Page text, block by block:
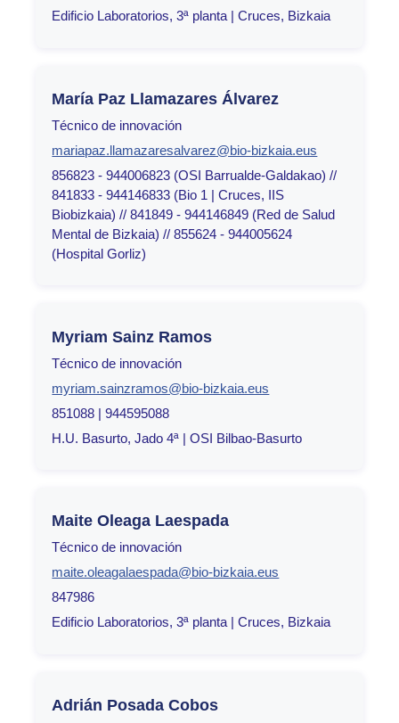
Edificio Laboratorios, 3ª planta | Cruces, Bizkaia
María Paz Llamazares Álvarez
Técnico de innovación
mariapaz.llamazaresalvarez@bio-bizkaia.eus
856823 - 944006823 (OSI Barrualde-Galdakao) //
841833 - 944146833 (Bio 1 | Cruces, IIS
Biobizkaia) // 841849 - 944146849 (Red de Salud
Mental de Bizkaia) // 855624 - 944005624
(Hospital Gorliz)
Myriam Sainz Ramos
Técnico de innovación
myriam.sainzramos@bio-bizkaia.eus
851088 | 944595088
H.U. Basurto, Jado 4ª | OSI Bilbao-Basurto
Maite Oleaga Laespada
Técnico de innovación
maite.oleagalaespada@bio-bizkaia.eus
847986
Edificio Laboratorios, 3ª planta | Cruces, Bizkaia
Adrián Posada Cobos